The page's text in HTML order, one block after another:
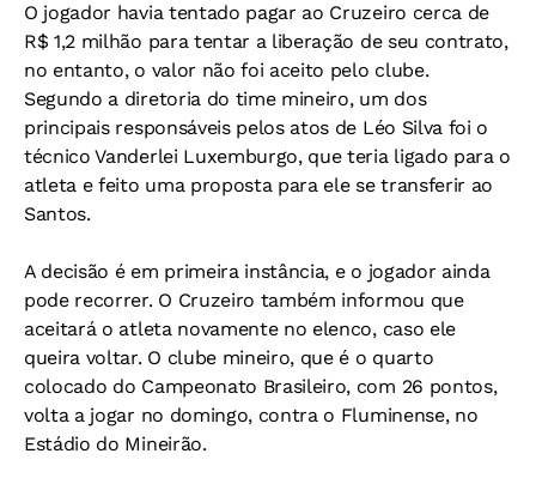
O jogador havia tentado pagar ao Cruzeiro cerca de
R$ 1,2 milhão para tentar a liberação de seu contrato,
no entanto, o valor não foi aceito pelo clube.
Segundo a diretoria do time mineiro, um dos
principais responsáveis pelos atos de Léo Silva foi o
técnico Vanderlei Luxemburgo, que teria ligado para o
atleta e feito uma proposta para ele se transferir ao
Santos.
A decisão é em primeira instância, e o jogador ainda
pode recorrer. O Cruzeiro também informou que
aceitará o atleta novamente no elenco, caso ele
queira voltar. O clube mineiro, que é o quarto
colocado do Campeonato Brasileiro, com 26 pontos,
volta a jogar no domingo, contra o Fluminense, no
Estádio do Mineirão.